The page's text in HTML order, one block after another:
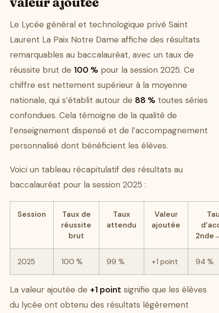
Le Lycée général et technologique privé Saint
Laurent La Paix Notre Dame affiche des résultats
remarquables au baccalauréat, avec un taux de
réussite brut de 100 % pour la session 2025. Ce
chiffre est nettement supérieur à la moyenne
nationale, qui s’établit autour de 88 % toutes séries
confondues. Cela témoigne de la qualité de
l’enseignement dispensé et de l’accompagnement
personnalisé dont bénéficient les élèves.
Voici un tableau récapitulatif des résultats au
baccalauréat pour la session 2025 :
Session
Taux de
réussite
brut
Taux
attendu
Valeur
ajoutée
2025 100 % 99 % +1 point 94 %
La valeur ajoutée de +1 point signifie que les élèves
du lycée ont obtenu des résultats légèrement